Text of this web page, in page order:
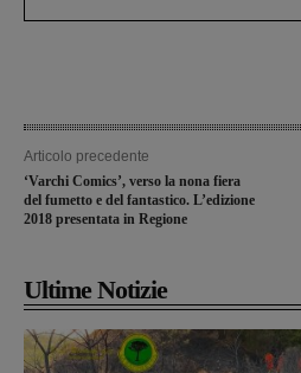
Articolo precedente
‘Varchi Comics’, verso la nona fiera
del fumetto e del fantastico. L’edizione
2018 presentata in Regione
Ultime Notizie